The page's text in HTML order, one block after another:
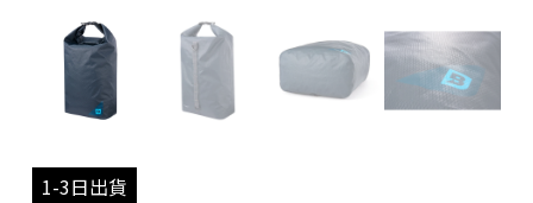
1-3日出貨